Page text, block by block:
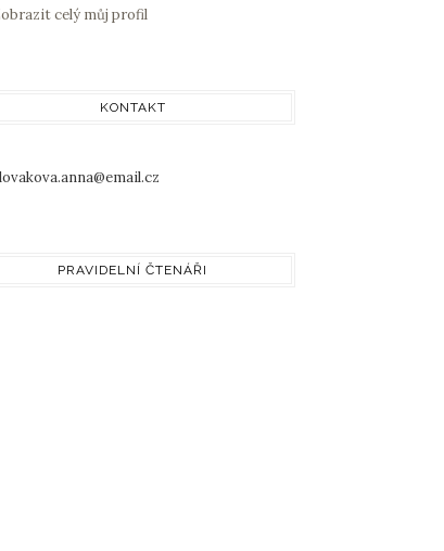
celý můj profil
KONTAKT
PRAVIDELNÍ ČTENÁŘI